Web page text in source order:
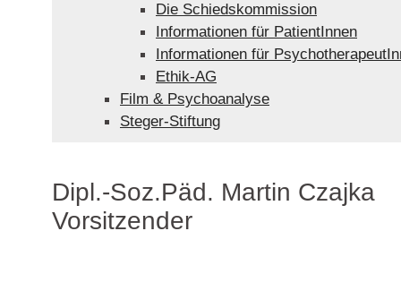
Die Schiedskommission
Informationen für PatientInnen
Informationen für
Ethik-AG
Film & Psychoanalyse
Steger-Stiftung
Dipl.-Soz.Päd. Martin Czajka
Vorsitzender